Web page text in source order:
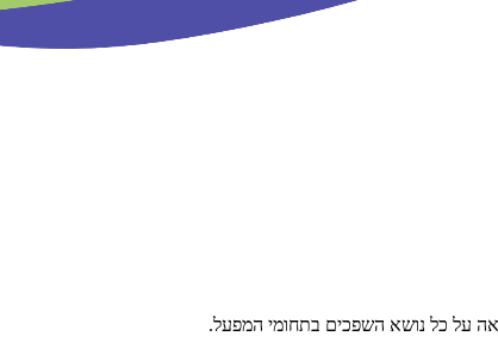
על כל נושא השפכים בתחומי המפעל.